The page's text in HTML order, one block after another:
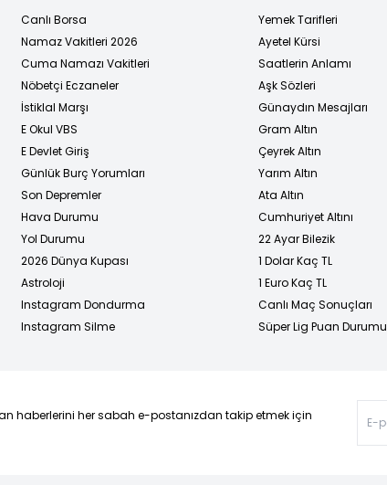
Canlı Borsa
Namaz Vakitleri 2026
Cuma Namazı Vakitleri
Nöbetçi Eczaneler
İstiklal Marşı
E Okul VBS
E Devlet Giriş
Günlük Burç Yorumları
Son Depremler
Hava Durumu
Yol Durumu
2026 Dünya Kupası
Astroloji
Instagram Dondurma
Instagram Silme
Yemek Tarifleri
Ayetel Kürsi
Saatlerin Anlamı
Aşk Sözleri
Günaydın Mesajları
Gram Altın
Çeyrek Altın
Yarım Altın
Ata Altın
Cumhuriyet Altını
22 Ayar Bilezik
1 Dolar Kaç TL
1 Euro Kaç TL
Canlı Maç Sonuçları
Süper Lig Puan Durumu
haberlerini her sabah e-postanızdan takip etmek için